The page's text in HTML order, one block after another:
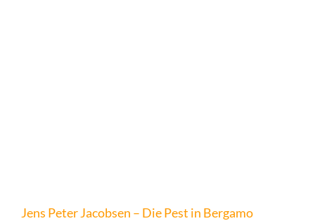
Jens Peter Jacobsen – Die Pest in Bergamo